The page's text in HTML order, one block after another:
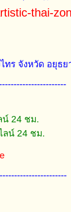
thai-
ทร จังหวัด อยุธย
น์ 24 ชม.
ลน์ 24 ชม.